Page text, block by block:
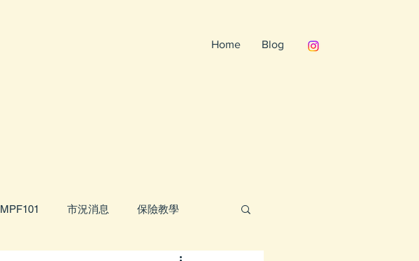
Home Blog
MPF101 市況消息 保險教學